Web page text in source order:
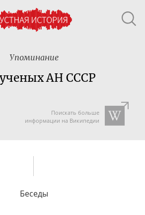
Упоминание
АН СССР
Поискать больше
информации на Википедии
Беседы